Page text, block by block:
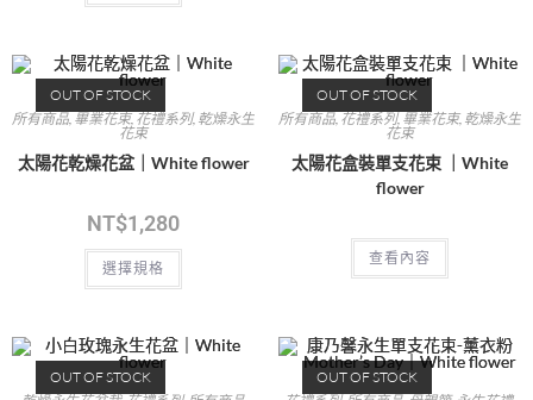
OUT OF STOCK
所有商品, 畢業花束, 花禮系列, 乾燥永生
花束
太陽花乾燥花盆｜White flower
NT$1,280
選擇規格
OUT OF STOCK
所有商品, 花禮系列, 畢業花束, 乾燥永生
花束
太陽花盒裝單支花束 ｜White
flower
查看內容
OUT OF STOCK
OUT OF STOCK